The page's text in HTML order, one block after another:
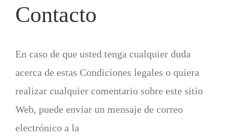
Contacto
En caso de que usted tenga cualquier duda
acerca de estas Condiciones legales o quiera
realizar cualquier comentario sobre este sitio
Web, puede enviar un mensaje de correo
electrónico a la